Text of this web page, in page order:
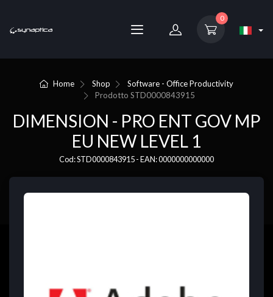
0
Home Shop
Software - Office Productivity
ProdottoSTD0000843915
DIMENSION - PRO ENT GOV MP
EU NEW LEVEL 1
Cod: STD0000843915 - EAN: 0000000000000